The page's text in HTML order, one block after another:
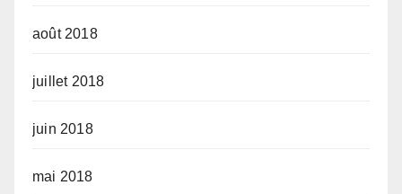
août 2018
juillet 2018
juin 2018
mai 2018